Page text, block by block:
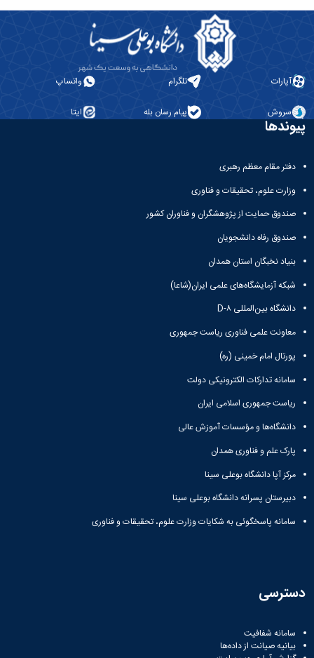
تحصیلات
معاونت
دانشجویی
و
معاونت
فرهنگی
اجتماعی
نهاد
نمایندگی
مقام
رهبری
تماس
دانشگاه
نفت
معماری
علوم
پایه
و
اجتماعی
های
Now
آپارات تلگرام واتساپ
سروش پیام رسان بله ایتا
پیوندها
دفتر مقام معظم رهبری
وزارت علوم، تحقیقات و فناوری
صندوق حمایت از پژوهشگران و فناوران کشور
صندوق رفاه دانشجویان
بنیاد نخبگان استان همدان
شبکه آزمایشگاه‌های علمی ایران(شاعا)
دانشگاه بین‌المللی D-۸
معاونت علمی فناوری ریاست جمهوری
پورتال امام خمینی (ره)
سامانه تدارکات الکترونیکی دولت
ریاست جمهوری اسلامی ایران
دانشگاه‌ها و مؤسسات آموزش عالی
پارک علم و فناوری همدان
مرکز آپا دانشگاه بوعلی سینا
دبیرستان پسرانه دانشگاه بوعلی سینا
سامانه پاسخگوئی به شکایات وزارت علوم، تحقیقات و فناوری
دسترسی
سامانه شفافیت
بیانیه صیانت از داده‌ها